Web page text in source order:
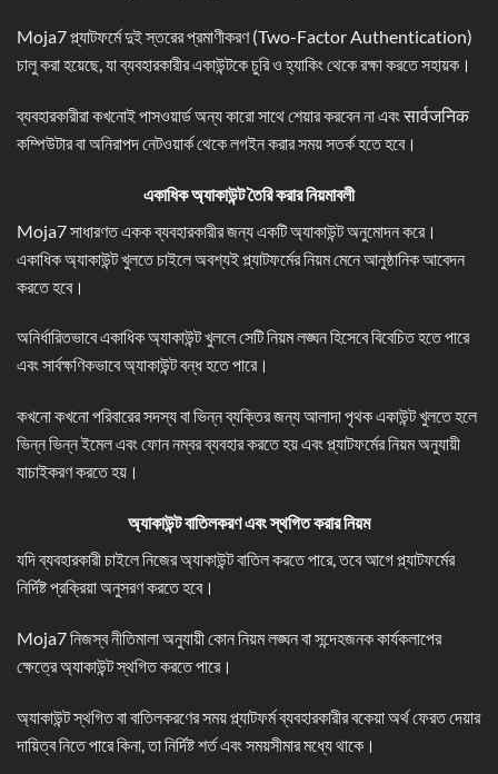
Moja7 প্ল্যাটফর্মে দুই স্তরের প্রমাণীকরণ (Two-Factor Authentication)
চালু করা হয়েছে, যা ব্যবহারকারীর একাউন্টকে চুরি ও হ্যাকিং থেকে রক্ষা করতে সহায়ক।
ব্যবহারকারীরা কখনোই পাসওয়ার্ড অন্য কারো সাথে শেয়ার করবেন না এবং सार्वजनिक
কম্পিউটার বা অনিরাপদ নেটওয়ার্ক থেকে লগইন করার সময় সতর্ক হতে হবে।
একাধিক অ্যাকাউন্ট তৈরি করার নিয়মাবলী
Moja7 সাধারণত একক ব্যবহারকারীর জন্য একটি অ্যাকাউন্ট অনুমোদন করে।
একাধিক অ্যাকাউন্ট খুলতে চাইলে অবশ্যই প্ল্যাটফর্মের নিয়ম মেনে আনুষ্ঠানিক আবেদন
করতে হবে।
অনির্ধারিতভাবে একাধিক অ্যাকাউন্ট খুললে সেটি নিয়ম লঙ্ঘন হিসেবে বিবেচিত হতে পারে
এবং সার্বক্ষণিকভাবে অ্যাকাউন্ট বন্ধ হতে পারে।
কখনো কখনো পরিবারের সদস্য বা ভিন্ন ব্যক্তির জন্য আলাদা পৃথক একাউন্ট খুলতে হলে
ভিন্ন ভিন্ন ইমেল এবং ফোন নম্বর ব্যবহার করতে হয় এবং প্ল্যাটফর্মের নিয়ম অনুযায়ী
যাচাইকরণ করতে হয়।
অ্যাকাউন্ট বাতিলকরণ এবং স্থগিত করার নিয়ম
যদি ব্যবহারকারী চাইলে নিজের অ্যাকাউন্ট বাতিল করতে পারে, তবে আগে প্ল্যাটফর্মের
নির্দিষ্ট প্রক্রিয়া অনুসরণ করতে হবে।
Moja7 নিজস্ব নীতিমালা অনুযায়ী কোন নিয়ম লঙ্ঘন বা সন্দেহজনক কার্যকলাপের
ক্ষেত্রে অ্যাকাউন্ট স্থগিত করতে পারে।
অ্যাকাউন্ট স্থগিত বা বাতিলকরণের সময় প্ল্যাটফর্ম ব্যবহারকারীর বকেয়া অর্থ ফেরত দেয়ার
দায়িত্ব নিতে পারে কিনা, তা নির্দিষ্ট শর্ত এবং সময়সীমার মধ্যে থাকে।